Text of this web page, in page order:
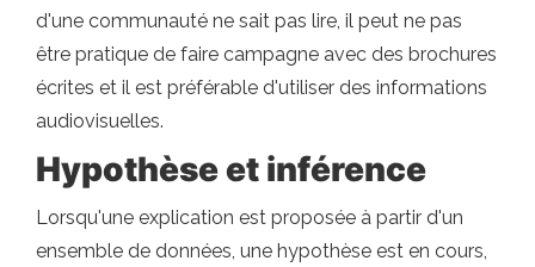
d'une communauté ne sait pas lire, il peut ne pas
être pratique de faire campagne avec des brochures
écrites et il est préférable d'utiliser des informations
audiovisuelles.
Hypothèse et inférence
Lorsqu'une explication est proposée à partir d'un
ensemble de données, une hypothèse est en cours,